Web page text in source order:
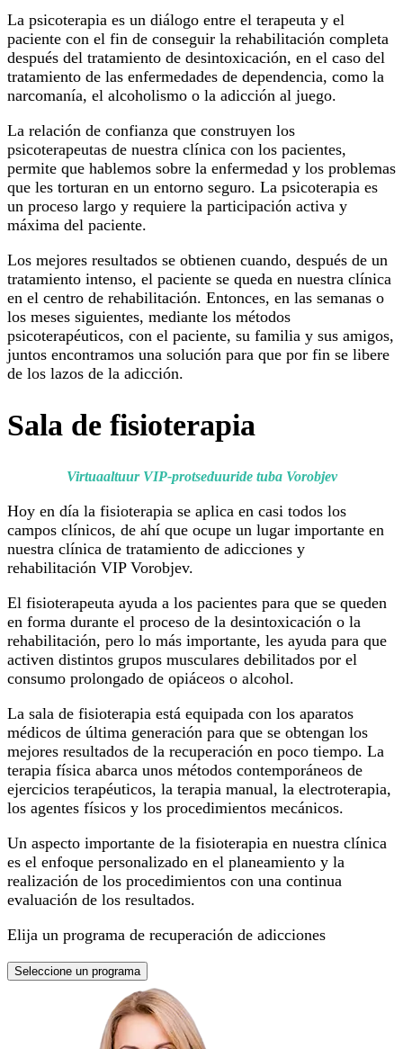
La psicoterapia es un diálogo entre el terapeuta y el
paciente con el fin de conseguir la rehabilitación completa
después del tratamiento de desintoxicación, en el caso del
tratamiento de las enfermedades de dependencia, como la
narcomanía, el alcoholismo o la adicción al juego.
La relación de confianza que construyen los
psicoterapeutas de nuestra clínica con los pacientes,
permite que hablemos sobre la enfermedad y los problemas
que les torturan en un entorno seguro. La psicoterapia es
un proceso largo y requiere la participación activa y
máxima del paciente.
Los mejores resultados se obtienen cuando, después de un
tratamiento intenso, el paciente se queda en nuestra clínica
en el centro de rehabilitación. Entonces, en las semanas o
los meses siguientes, mediante los métodos
psicoterapéuticos, con el paciente, su familia y sus amigos,
juntos encontramos una solución para que por fin se libere
de los lazos de la adicción.
Sala de fisioterapia
Virtuaaltuur VIP-protseduuride tuba Vorobjev
Hoy en día la fisioterapia se aplica en casi todos los
campos clínicos, de ahí que ocupe un lugar importante en
nuestra clínica de tratamiento de adicciones y
rehabilitación VIP Vorobjev.
El fisioterapeuta ayuda a los pacientes para que se queden
en forma durante el proceso de la desintoxicación o la
rehabilitación, pero lo más importante, les ayuda para que
activen distintos grupos musculares debilitados por el
consumo prolongado de opiáceos o alcohol.
La sala de fisioterapia está equipada con los aparatos
médicos de última generación para que se obtengan los
mejores resultados de la recuperación en poco tiempo. La
terapia física abarca unos métodos contemporáneos de
ejercicios terapéuticos, la terapia manual, la electroterapia,
los agentes físicos y los procedimientos mecánicos.
Un aspecto importante de la fisioterapia en nuestra clínica
es el enfoque personalizado en el planeamiento y la
realización de los procedimientos con una continua
evaluación de los resultados.
Elija un programa de recuperación de adicciones
Seleccione un programa